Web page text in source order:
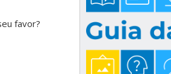
favor?